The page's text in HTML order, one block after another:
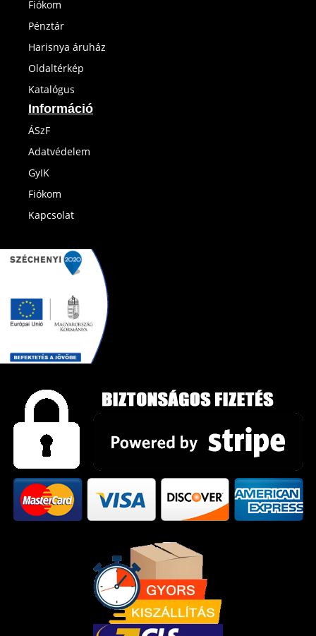
Fiókom
Pénztár
Harisnya áruház
Oldaltérkép
Katalógus
Információ
ÁSzF
Adatvédelem
GyIK
Fiókom
Kapcsolat